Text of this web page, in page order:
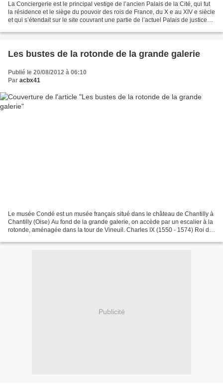
La Conciergerie est le principal vestige de l’ancien Palais de la Cité, qui fut
la résidence et le siège du pouvoir des rois de France, du X e au XIV e siècle
et qui s’étendait sur le site couvrant une partie de l’actuel Palais de justice
Les bustes de la rotonde de la grande galerie
Publié le 20/08/2012 à 06:10
Par acbx41
Le musée Condé est un musée français situé dans le château de Chantilly à
Chantilly (Oise) Au fond de la grande galerie, on accède par un escalier à la
rotonde, aménagée dans la tour de Vineuil. Charles IX (1550 - 1574) Roi de
Publicité